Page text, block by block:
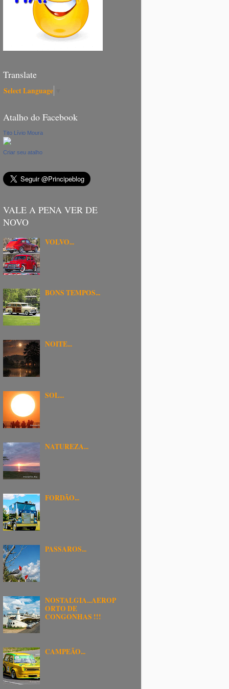
Translate
Select Language
Atalho do Facebook
Tito Lívio Moura
Criar seu atalho
VALE A PENA VER DE
NOVO
VOLVO...
BONS TEMPOS...
NOITE...
SOL...
NATUREZA...
FORDÃO...
PASSAROS...
NOSTALGIA...AEROP
ORTO DE
CONGONHAS !!!
CAMPEÃO...